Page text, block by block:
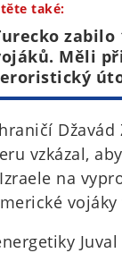
také:
zabilo
Měli
vzkázal,
na
vojáky